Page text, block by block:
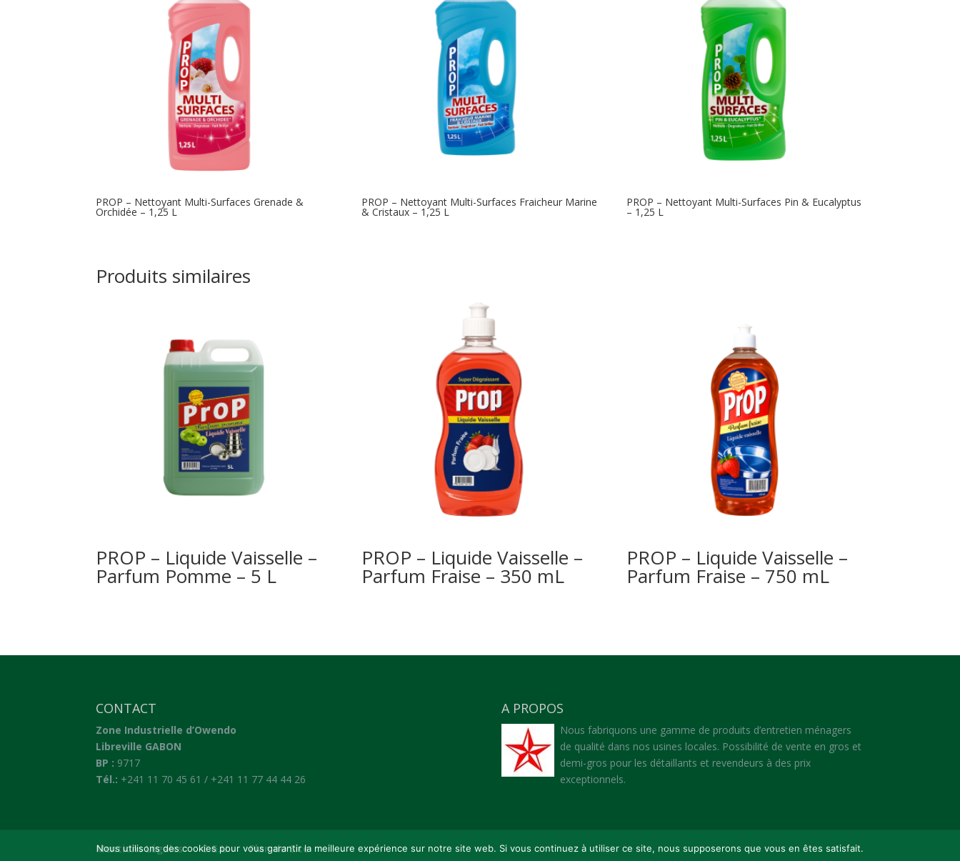
PROP – Nettoyant Multi-Surfaces Grenade &
Orchidée – 1,25 L
PROP – Nettoyant Multi-Surfaces Fraicheur Marine
& Cristaux – 1,25 L
PROP – Nettoyant Multi-Surfaces Pin & Eucalyptus
– 1,25 L
Produits similaires
PROP – Liquide Vaisselle –
Parfum Pomme – 5 L
PROP – Liquide Vaisselle –
Parfum Fraise – 350 mL
PROP – Liquide Vaisselle –
Parfum Fraise – 750 mL
CONTACT
Zone Industrielle d’Owendo
Libreville GABON
BP : 9717
Tél.: +241 11 70 45 61 / +241 11 77 44 44 26
A PROPOS
Nous fabriquons une gamme de produits d’entretien ménagers
de qualité dans nos usines locales. Possibilité de vente en gros et
demi-gros pour les détaillants et revendeurs à des prix
exceptionnels.
Mentions Légales C.G.U. Plan du Site
Nous utilisons des cookies pour vous garantir la meilleure expérience sur notre site web. Si vous continuez à utiliser ce site, nous supposerons que vous en êtes satisfait.